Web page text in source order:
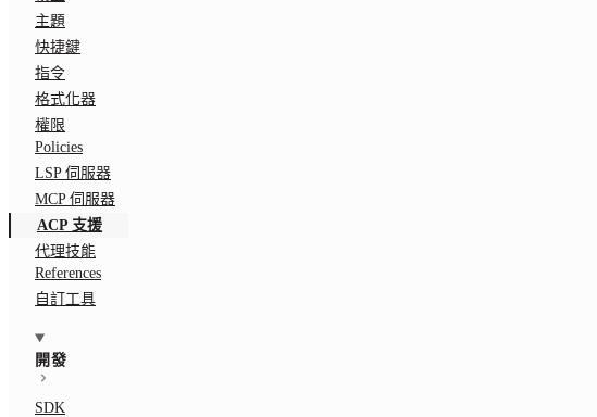
主題
快捷鍵
指令
格式化器
權限
Policies
LSP 伺服器
MCP 伺服器
ACP 支援
代理技能
References
自訂工具
開發
SDK